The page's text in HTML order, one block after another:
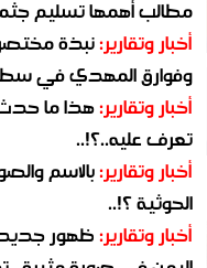
مطالب أهمها تسليم
أخبار وتقارير:نبذة
وفوارق المهدي في
أخبار وتقارير:هذا ما
تعرف عليه..؟!..
أخبار وتقارير:بالاسم
الحوثية ؟!..
أخبار وتقارير:ظهور جديد